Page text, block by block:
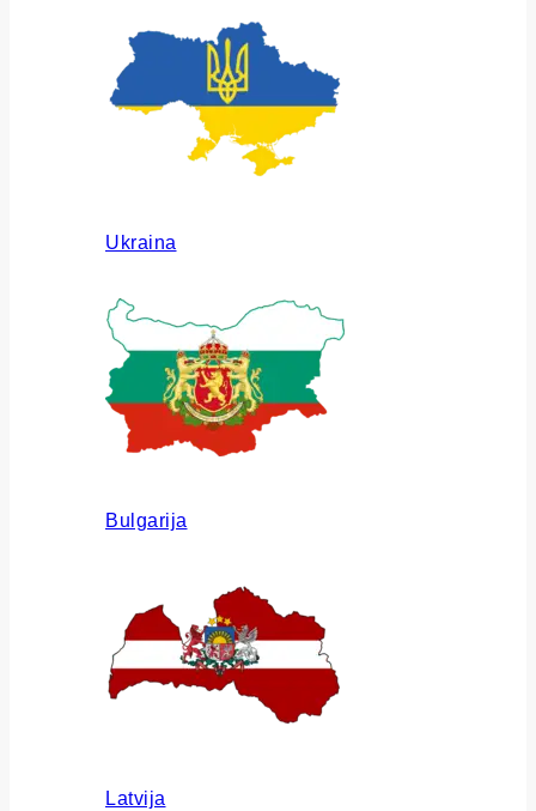
Ukraina
Bulgarija
Latvija